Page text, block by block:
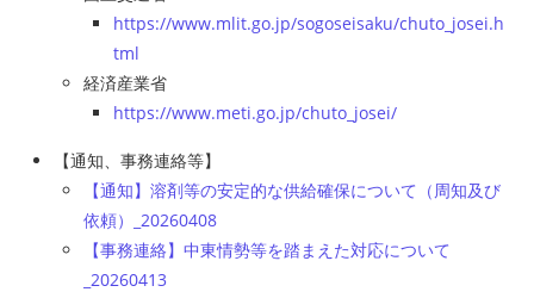
https://www.mlit.go.jp/sogoseisaku/chuto_josei.h
tml
経済産業省
https://www.meti.go.jp/chuto_josei/
【通知、事務連絡等】
【通知】溶剤等の安定的な供給確保について（周知及び
依頼）_20260408
【事務連絡】中東情勢等を踏まえた対応について
_20260413